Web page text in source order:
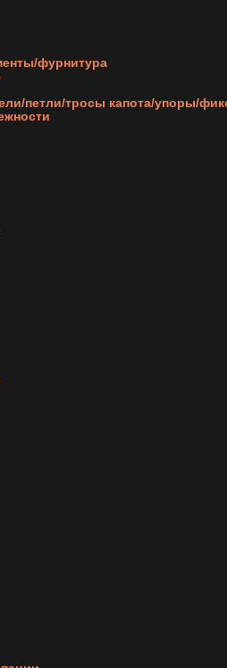
фурнитура
петли/тросы капота/упоры/